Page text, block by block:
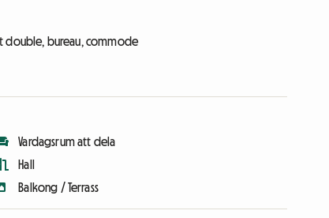
double, bureau, commode
Vardagsrum att dela
Hall
Balkong / Terrass